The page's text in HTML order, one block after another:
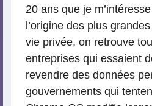
20 ans que je
l’origine des plus
vie privée, on retrouve
entreprises qui essaient
revendre des données
gouvernements qui